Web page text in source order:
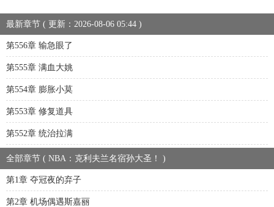
最新章节 ( 更新：2026-08-06 05:44 )
第556章 输急眼了
第555章 满血大姚
第554章 膨胀小莫
第553章 修复道具
第552章 统治拉满
全部章节 ( NBA：克利夫兰名宿孙大圣！ )
第1章 夺冠夜的弃子
第2章 机场偶遇斯嘉丽